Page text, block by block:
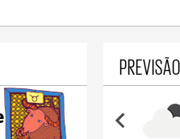
18°C